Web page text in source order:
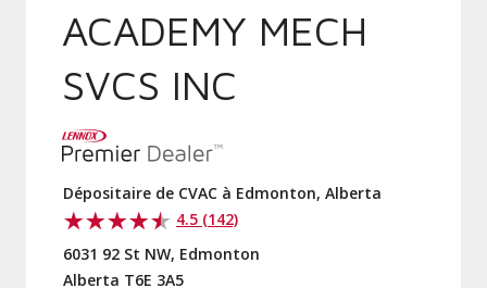
ACADEMY MECH
SVCS INC
Dépositaire de CVAC à Edmonton, Alberta
4.5 (142)
6031 92 St NW, Edmonton
Alberta T6E 3A5